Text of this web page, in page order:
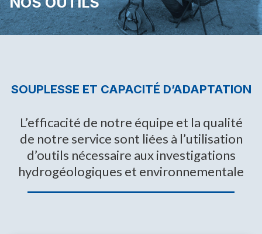
SOUPLESSE ET CAPACITÉ D’ADAPTATION
L’efficacité de notre équipe et la qualité
de notre service sont liées à l’utilisation
d’outils nécessaire aux investigations
hydrogéologiques et environnementale